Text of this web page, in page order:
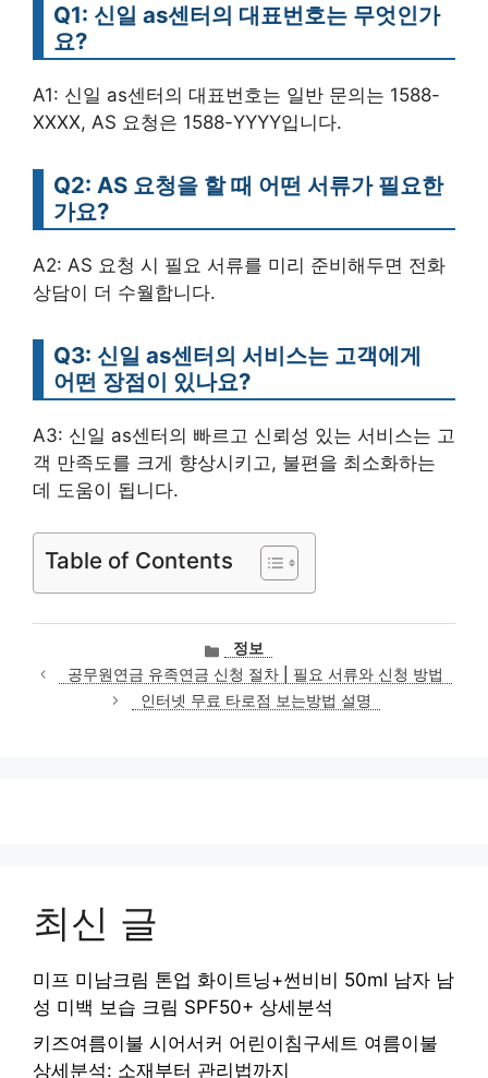
Q1: 신일 as센터의 대표번호는 무엇인가
요?
A1: 신일 as센터의 대표번호는 일반 문의는 1588-
XXXX, AS 요청은 1588-YYYY입니다.
Q2: AS 요청을 할 때 어떤 서류가 필요한
가요?
A2: AS 요청 시 필요 서류를 미리 준비해두면 전화
상담이 더 수월합니다.
Q3: 신일 as센터의 서비스는 고객에게
어떤 장점이 있나요?
A3: 신일 as센터의 빠르고 신뢰성 있는 서비스는 고
객 만족도를 크게 향상시키고, 불편을 최소화하는
데 도움이 됩니다.
Table of Contents
카
테
고
리
정보
공무원연금 유족연금 신청 절차 | 필요 서류와 신청 방법
인터넷 무료 타로점 보는방법 설명
최신 글
미프 미남크림 톤업 화이트닝+썬비비 50ml 남자 남
성 미백 보습 크림 SPF50+ 상세분석
키즈여름이불 시어서커 어린이침구세트 여름이불
상세분석: 소재부터 관리법까지